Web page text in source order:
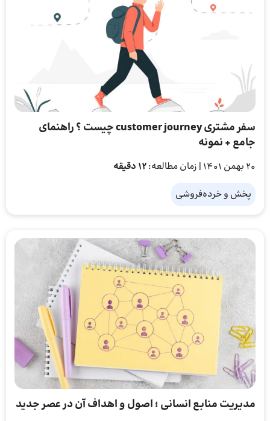
سفر مشتری customer journey چیست ؟ راهنمای
جامع + نمونه
20 بهمن 1401 | زمان مطالعه:12 دقیقه
پخش و خرده‌فروشی
مدیریت منابع انسانی ؛ اصول و اهداف آن در عصر جدید